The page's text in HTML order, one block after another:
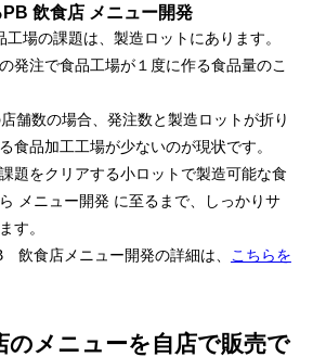
飲食店 メニュー開発
場の課題は、製造ロットにあります。
発注で食品工場が１度に作る食品量のこ
舗数の場合、発注数と製造ロットが折り
食品加工工場が少ないのが現状です。
題をクリアする小ロットで製造可能な食
メニュー開発 に至るまで、しっかりサ
す。
飲食店メニュー開発の詳細は、
こちらを
のメニューを自店で販売で